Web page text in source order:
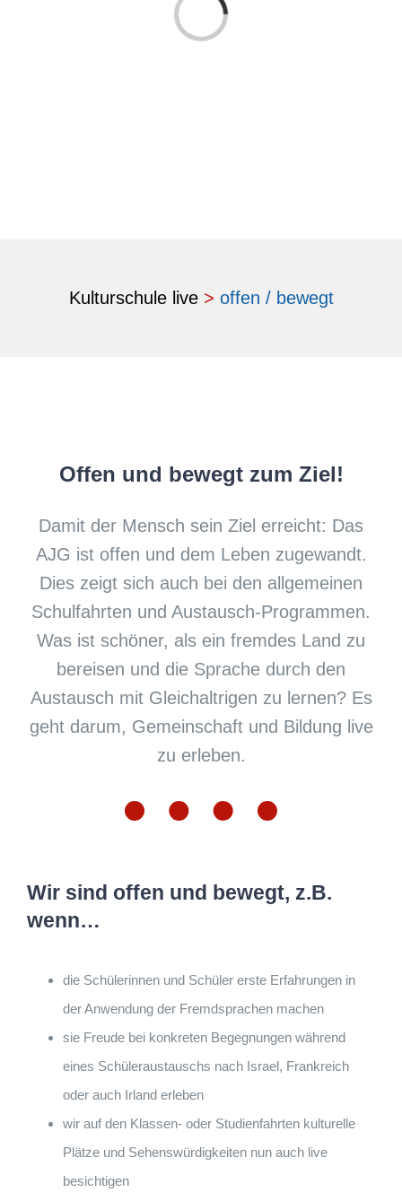
Kulturschule live > offen / bewegt
Offen und bewegt zum Ziel!
Damit der Mensch sein Ziel erreicht: Das
AJG ist offen und dem Leben zugewandt.
Dies zeigt sich auch bei den allgemeinen
Schulfahrten und Austausch-Programmen.
Was ist schöner, als ein fremdes Land zu
bereisen und die Sprache durch den
Austausch mit Gleichaltrigen zu lernen? Es
geht darum, Gemeinschaft und Bildung live
zu erleben.
Wir sind offen und bewegt, z.B.
wenn…
die Schülerinnen und Schüler erste Erfahrungen in
der Anwendung der Fremdsprachen machen
sie Freude bei konkreten Begegnungen während
eines Schüleraustauschs nach Israel, Frankreich
oder auch Irland erleben
wir auf den Klassen- oder Studienfahrten kulturelle
Plätze und Sehenswürdigkeiten nun auch live
besichtigen